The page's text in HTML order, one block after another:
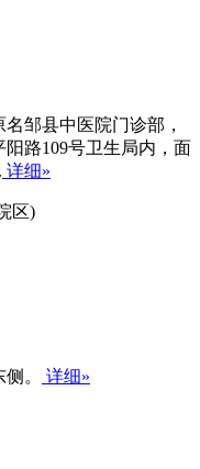
邹县中医院门诊部，
路109号卫生局内，面
详细»
区)
。 详细»